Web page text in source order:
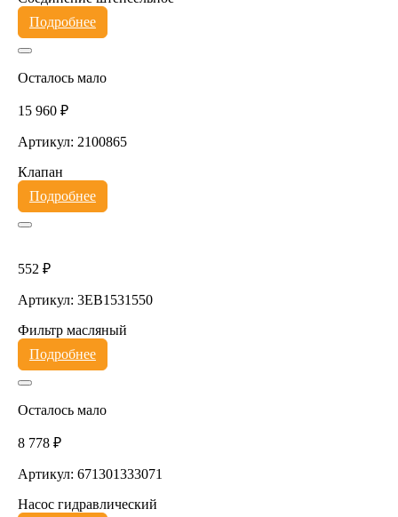
Подробнее
Осталось мало
15 960 ₽
Артикул: 2100865
Клапан
Подробнее
552 ₽
Артикул: 3EB1531550
Фильтр масляный
Подробнее
Осталось мало
8 778 ₽
Артикул: 671301333071
Насос гидравлический